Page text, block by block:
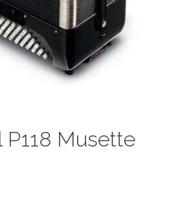
P118 Musette